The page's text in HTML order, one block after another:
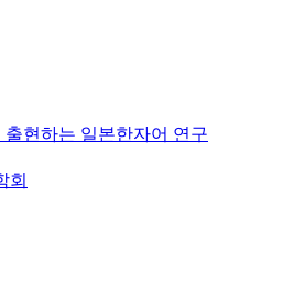
출현하는 일본한자어 연구
회